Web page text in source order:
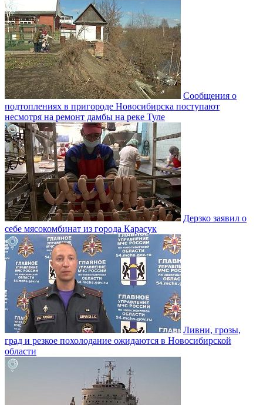
Сообщения о
подтоплениях в пригороде Новосибирска поступают
несмотря на ремонт дамбы на реке Туле
Дерзко заявил о
себе мясокомбинат из города Карасук
Ливни, грозы,
град и резкое похолодание ожидаются в Новосибирской
области